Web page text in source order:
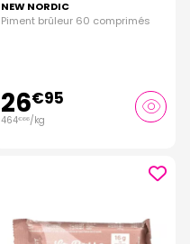
NEW NORDIC
Piment brûleur 60 comprimés
26€95
464€66/kg